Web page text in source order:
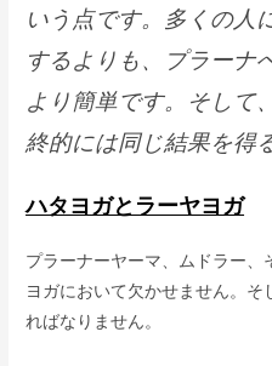
いう点です。多くの人
するよりも、プラーナ
より簡単です。そして
終的には同じ結果を得
ハタヨガとラーヤヨガ
プラーナーヤーマ、ムドラー
ヨガにおいて欠かせません。
ればなりません。